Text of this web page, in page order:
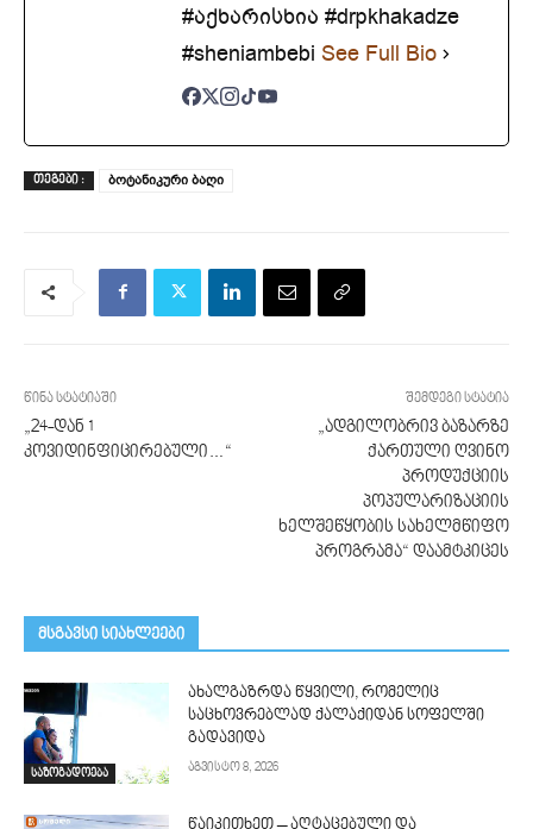
#აქხარისხია #drpkhakadze
#sheniambebi See Full Bio
ᲗᲔᲒᲔᲑᲘ : ბოტანიკური ბაღი
წინა სტატიაში
„24-დან 1
კოვიდინფიცირებული…“
შემდეგი სტატია
„ადგილობრივ ბაზარზე
ქართული ღვინო
პროდუქციის
პოპულარიზაციის
ხელშეწყობის სახელმწიფო
პროგრამა“ დაამტკიცეს
მსგავსი სიახლეები
საზოგადოება
ახალგაზრდა წყვილი, რომელიც
საცხოვრებლად ქალაქიდან სოფელში
გადავიდა
აგვისტო 8, 2026